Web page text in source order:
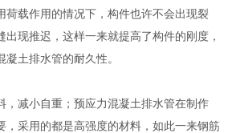
荷载作用的情况下，构件也许不会出现裂
出现推迟，这样一来就提高了构件的刚度，
凝土排水管的耐久性。
，减小自重；预应力混凝土排水管在制作
，采用的都是高强度的材料，如此一来钢筋